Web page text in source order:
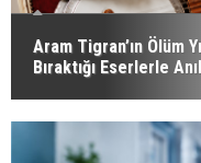
Aram Tigran’ın Ölüm
Bıraktığı Eserlerle